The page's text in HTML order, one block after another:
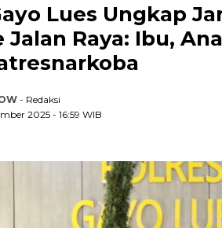
Lues Ungkap
Jalan Raya: Ibu,
- Redaksi
2025 - 16:59 WIB